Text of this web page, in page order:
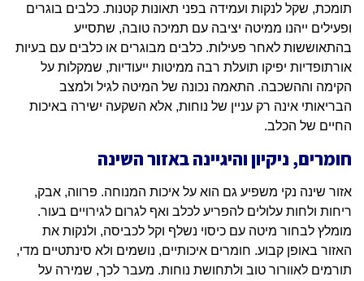
תומכת, שקל לנקות ועמידה בפני תאונות קטנות. כלבים בוגרים
ופעילים ייהנו ממיטה יציבה עם תמיכה טובה, שתסייע
בהתאוששות לאחר פעילות. כלבים מבוגרים או כלבים עם בעיות
אורתופדיות יפיקו תועלת רבה ממיטות ייעודיות, שמקלות על
הקימה וההשכבה. התאמה נכונה של המיטה לגיל ולמצב
הבריאותי אינה רק עניין של נוחות, אלא השקעה ישירה באיכות
החיים של הכלב.
חומרים, ניקיון והיגיינה באזור השינה
אזור שינה נקי משפיע גם הוא על איכות המנוחה. פרווה, אבק,
ריחות ולחות עלולים להפריע לכלב ואף לגרום לגירויים בעור.
מומלץ לבחור מיטה עם כיסוי נשלף וקל לכביסה, ולנקות את
האזור באופן קבוע. חומרים איכותיים, נושמים ולא סינתטיים מדי,
תורמים לאוורור טוב ולתחושת נוחות. מעבר לכך, שמירה על